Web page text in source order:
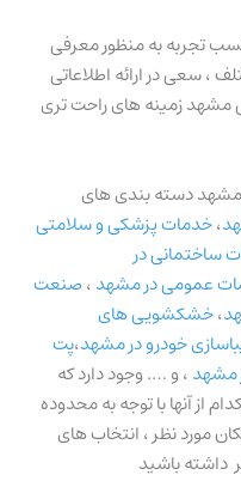
تجربه به منظور معرفی
سعی در ارائه اطلاعاتی
مشهد زمینه های راحت تری
مشهد دسته بندی های
،خدمات پزشکی و سلامتی
ساختمانی در
عمومی در مشهد ،صنعت
،خشکشویی های
خودرو در مشهد،پت
مشهد ، و …. وجود دارد که
از آنها با توجه به محدوده
مورد نظر ، انتخاب های
داشته باشید